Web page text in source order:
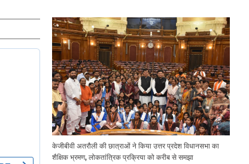
केजीबीवी अतरौली की छात्राओं ने किया उत्तर प्रदेश विधानसभा का
शैक्षिक भ्रमण, लोकतांत्रिक प्रक्रिया को करीब से समझा